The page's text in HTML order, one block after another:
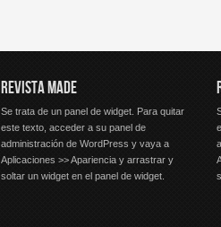
REVISTA MADE
Se trata de un panel de widget. Para quitar
este texto, acceder a su panel de
administración de WordPress y vaya a
Aplicaciones >> Apariencia y arrastrar y
soltar un widget en el panel de widget.